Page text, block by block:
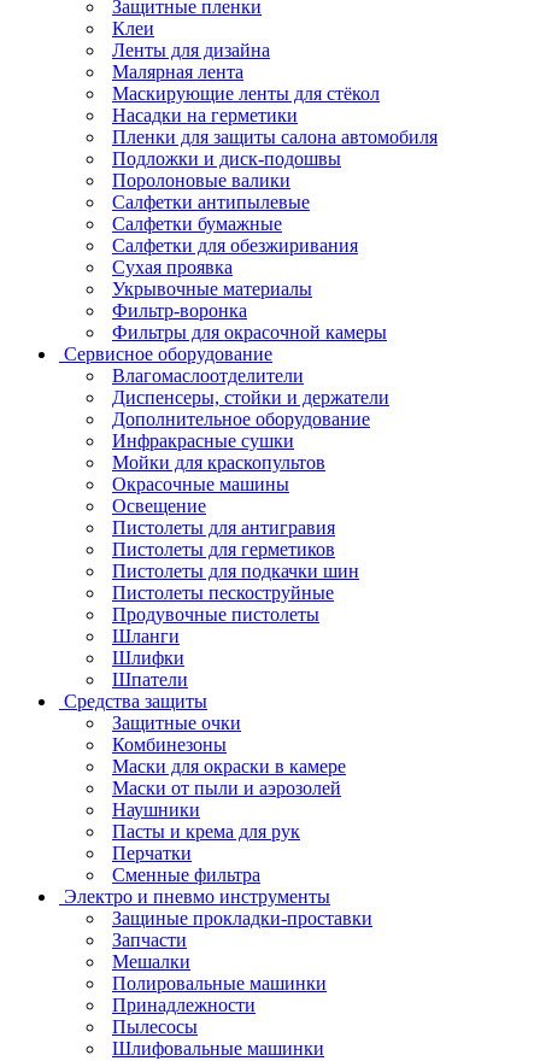
Защитные пленки
Клеи
Ленты для дизайна
Малярная лента
Маскирующие ленты для стёкол
Насадки на герметики
Пленки для защиты салона автомобиля
Подложки и диск-подошвы
Поролоновые валики
Салфетки антипылевые
Салфетки бумажные
Салфетки для обезжиривания
Сухая проявка
Укрывочные материалы
Фильтр-воронка
Фильтры для окрасочной камеры
Сервисное оборудование
Влагомаслоотделители
Диспенсеры, стойки и держатели
Дополнительное оборудование
Инфракрасные сушки
Мойки для краскопультов
Окрасочные машины
Освещение
Пистолеты для антигравия
Пистолеты для герметиков
Пистолеты для подкачки шин
Пистолеты пескоструйные
Продувочные пистолеты
Шланги
Шлифки
Шпатели
Средства защиты
Защитные очки
Комбинезоны
Маски для окраски в камере
Маски от пыли и аэрозолей
Наушники
Пасты и крема для рук
Перчатки
Сменные фильтра
Электро и пневмо инструменты
Защиные прокладки-проставки
Запчасти
Мешалки
Полировальные машинки
Принадлежности
Пылесосы
Шлифовальные машинки